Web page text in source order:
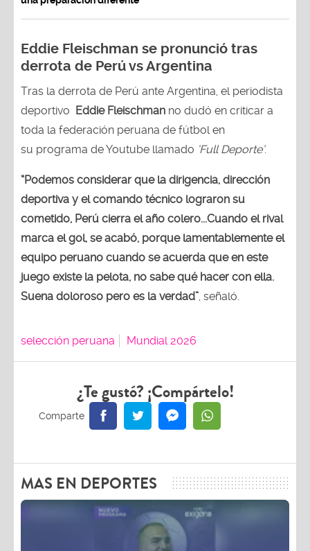
Eddie Fleischman se pronunció tras
derrota de Perú vs Argentina
Tras la derrota de Perú ante Argentina, el periodista
deportivo Eddie Fleischman no dudó en criticar a
toda la federación peruana de fútbol en
su programa de Youtube llamado ‘Full Deporte’.
“Podemos considerar que la dirigencia, dirección
deportiva y el comando técnico lograron su
cometido, Perú cierra el año colero...Cuando el rival
marca el gol, se acabó, porque lamentablemente el
equipo peruano cuando se acuerda que en este
juego existe la pelota, no sabe qué hacer con ella.
Suena doloroso pero es la verdad”, señaló.
selección peruana Mundial 2026
¿Te gustó? ¡Compártelo!
MAS EN DEPORTES